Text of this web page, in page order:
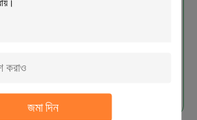
জমা দিন
15 মিমি / 20 মিমি / 32 মিমি